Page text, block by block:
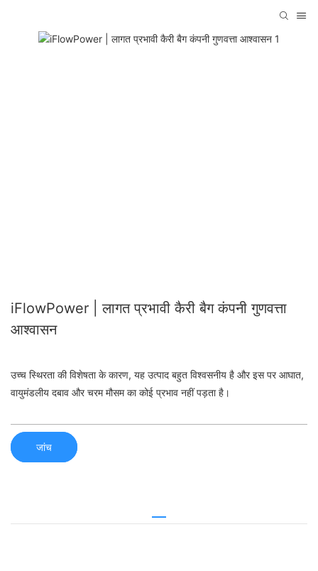
iFlowPower | लागत प्रभावी कैरी बैग कंपनी गुणवत्ता
आश्वासन
उच्च स्थिरता की विशेषता के कारण, यह उत्पाद बहुत विश्वसनीय है और इस पर आघात,
वायुमंडलीय दबाव और चरम मौसम का कोई प्रभाव नहीं पड़ता है।
जांच